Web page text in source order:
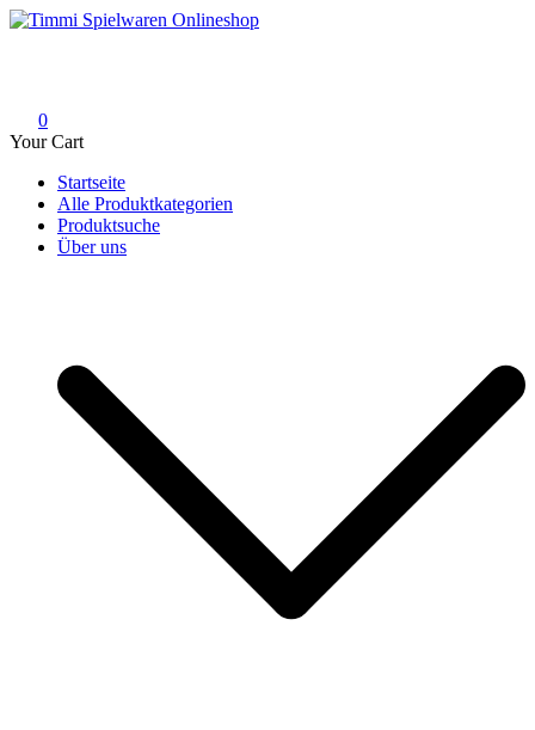
Skip
0
Your Cart
Startseite
Alle Produktkategorien
Produktsuche
Über uns